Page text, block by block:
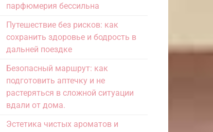
парфюмерия бессильна
Путешествие без рисков: как
сохранить здоровье и бодрость в
дальней поездке
Безопасный маршрут: как
подготовить аптечку и не
растеряться в сложной ситуации
вдали от дома.
Эстетика чистых ароматов и